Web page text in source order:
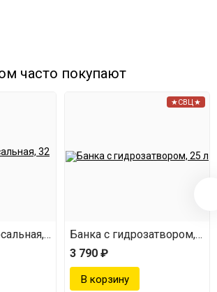
часто покупают
32 л
★СВЦ★
Банка с гидрозатвором, 25
3 790 ₽